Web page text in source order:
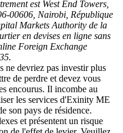
est West End Towers,
00606, Nairobi, République
Markets Authority de la
en devises en ligne sans
Foreign Exchange
ne devriez pas investir plus
de perdre et devez vous
encourus. Il incombe au
les services d'Exinity ME
son pays de résidence.
et présentent un risque